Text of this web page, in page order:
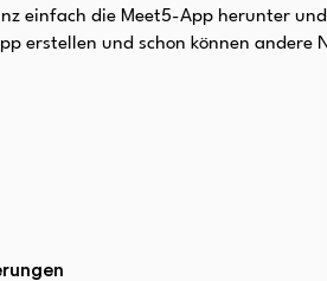
einfach die Meet5-App herunter
erstellen und schon können andere